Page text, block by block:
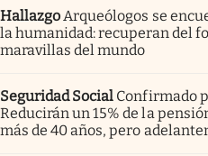
Hallazgo Arqueólogos se
la humanidad: recuperan del
maravillas del mundo
Seguridad Social Confirmado
Reducirán un 15% de la
más de 40 años, pero